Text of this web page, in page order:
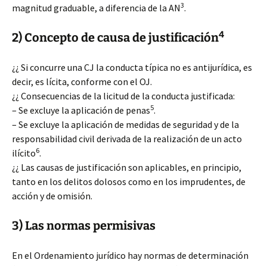
magnitud graduable, a diferencia de la AN3.
2) Concepto de causa de justificación4
¿¿ Si concurre una CJ la conducta típica no es antijurídica, es
decir, es lícita, conforme con el OJ.
¿¿ Consecuencias de la licitud de la conducta justificada:
– Se excluye la aplicación de penas5.
– Se excluye la aplicación de medidas de seguridad y de la
responsabilidad civil derivada de la realización de un acto
ilícito6.
¿¿ Las causas de justificación son aplicables, en principio,
tanto en los delitos dolosos como en los imprudentes, de
acción y de omisión.
3) Las normas permisivas
En el Ordenamiento jurídico hay normas de determinación